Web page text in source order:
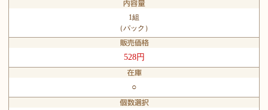
1組
（パック）
528円
○